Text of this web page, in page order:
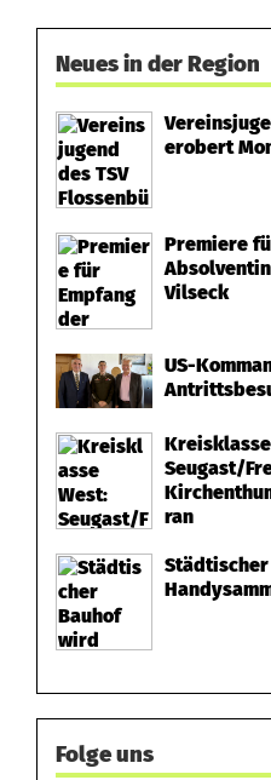
Neues in der Region
erobert
Premiere
Vilseck
US-
Seugast/
ran
Folge uns